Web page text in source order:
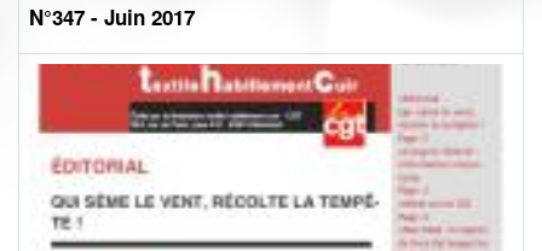
N°347 - Juin 2017